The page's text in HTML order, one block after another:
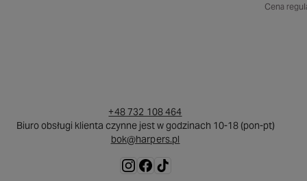
Cena
+48 732 108 464
Biuro obsługi klienta czynne jest w godzinach 10-18 (pon-pt)
bok@harpers.pl